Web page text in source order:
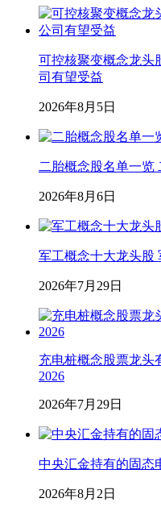
可控核聚变概念龙头
司有望受益
2026年8月5日
二胎概念股名单一览
2026年8月6日
军工概念十大龙头股
2026年7月29日
充电桩概念股票龙头
2026
2026年7月29日
中央汇金持有的固态
2026年8月2日